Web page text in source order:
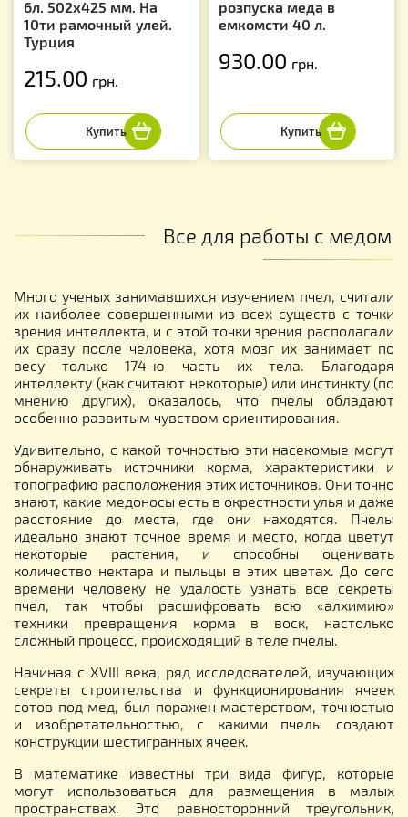
6л. 502х425 мм. На
10ти рамочный улей.
Турция
215.00 грн.
розпуска меда в
емкомсти 40 л.
930.00 грн.
Все для работы с медом
Много ученых занимавшихся изучением пчел, считали
их наиболее совершенными из всех существ с точки
зрения интеллекта, и с этой точки зрения располагали
их сразу после человека, хотя мозг их занимает по
весу только 174-ю часть их тела. Благодаря
интеллекту (как считают некоторые) или инстинкту (по
мнению других), оказалось, что пчелы обладают
особенно развитым чувством ориентирования.
Удивительно, с какой точностью эти насекомые могут
обнаруживать источники корма, характеристики и
топографию расположения этих источников. Они точно
знают, какие медоносы есть в окрестности улья и даже
расстояние до места, где они находятся. Пчелы
идеально знают точное время и место, когда цветут
некоторые растения, и способны оценивать
количество нектара и пыльцы в этих цветах. До сего
времени человеку не удалость узнать все секреты
пчел, так чтобы расшифровать всю «алхимию»
техники превращения корма в воск, настолько
сложный процесс, происходящий в теле пчелы.
Начиная с XVIII века, ряд исследователей, изучающих
секреты строительства и функционирования ячеек
сотов под мед, был поражен мастерством, точностью
и изобретательностью, с какими пчелы создают
конструкции шестигранных ячеек.
В математике известны три вида фигур, которые
могут использоваться для размещения в малых
пространствах. Это равносторонний треугольник,